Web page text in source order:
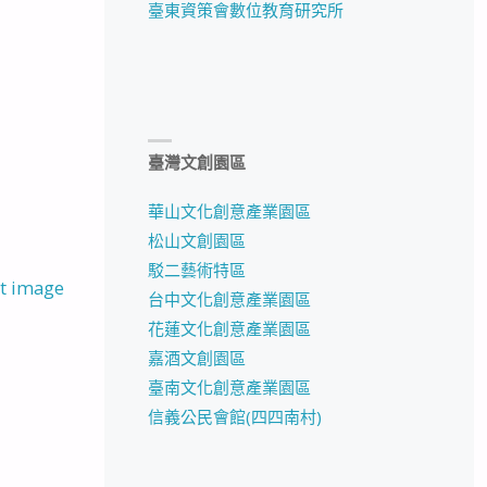
image
臺東資策會數位教育研究所
臺灣文創園區
華山文化創意產業園區
松山文創園區
駁二藝術特區
台中文化創意產業園區
花蓮文化創意產業園區
嘉酒文創園區
臺南文化創意產業園區
信義公民會館(四四南村)